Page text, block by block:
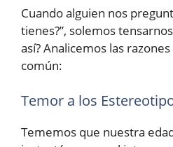
Cuando alguien nos
tienes?”, solemos
así? Analicemos las
común:
Temor a los
Tememos que nuestra